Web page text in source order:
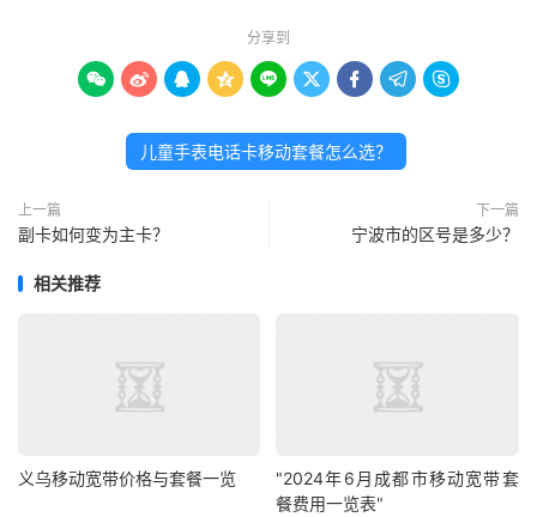
分享到
        
儿童手表电话卡移动套餐怎么选？
上一篇
副卡如何变为主卡？
下一篇
宁波市的区号是多少？
相关推荐
义乌移动宽带价格与套餐一览
"2024年6月成都市移动宽带套
餐费用一览表"